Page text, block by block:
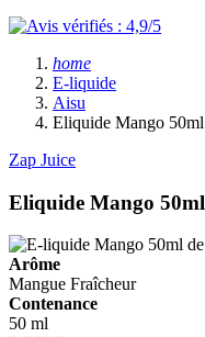
home
E-liquide
Aisu
Eliquide Mango 50ml
Zap Juice
Eliquide Mango 50ml
Arôme
Mangue Fraîcheur
Contenance
50 ml